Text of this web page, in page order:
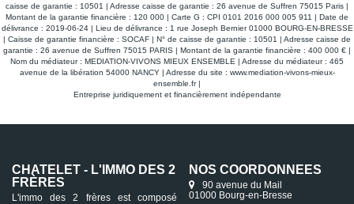
caisse de garantie : 10501 | Adresse caisse de garantie : 26 avenue de Suffren 75015 Paris |
Montant de la garantie financière : 120 000 | Carte G : CPI 0101 2016 000 005 911 | Date de
délivrance : 2019-06-24 | Lieu de délivrance : 1 rue Joseph Bernier 01000 BOURG-EN-BRESSE
| Caisse de garantie financière : SOCAF | N° de caisse de garantie : 10501 | Adresse caisse de
garantie : 26 avenue de Suffren 75015 PARIS | Montant de la garantie financière : 400 000 € |
Nom du médiateur : MEDIATION-VIVONS MIEUX ENSEMBLE | Adresse du médiateur : 465
avenue de la libération 54000 NANCY | Adresse du site : www.mediation-vivons-mieux-
ensemble.fr|
Entreprise juridiquement et financièrement indépendante
CHATELET - L'IMMO DES 2
FRÈRES
L'immo des 2 frères est composé
NOS COORDONNÉES
90 avenue du Mail
01000 Bourg-en-Bresse